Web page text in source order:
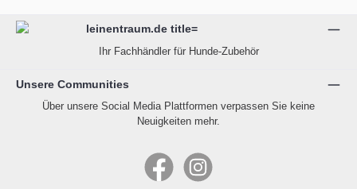
Ihr Fachhändler für Hunde-Zubehör
Unsere Communities
Über unsere Social Media Plattformen verpassen Sie keine
Neuigkeiten mehr.
FacebookInstagram